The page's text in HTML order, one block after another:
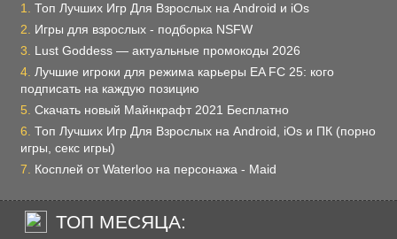
Топ Лучших Игр Для Взрослых на Android и iOs
Игры для взрослых - подборка NSFW
Lust Goddess — актуальные промокоды 2026
Лучшие игроки для режима карьеры EA FC 25: кого
подписать на каждую позицию
Скачать новый Майнкрафт 2021 Бесплатно
Топ Лучших Игр Для Взрослых на Android, iOs и ПК (порно
игры, секс игры)
Косплей от Waterloo на персонажа - Maid
ТОП МЕСЯЦА: